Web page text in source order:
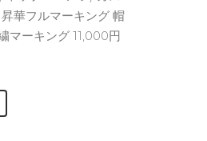
華フルマーキング 帽
マーキング 11,000円